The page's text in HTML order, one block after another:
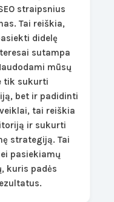
straipsnius
Tai reiškia,
didelę
sutampa
mūsų
tik sukurti
bet ir padidinti
tai reiškia
ir sukurti
strategiją. Tai
pasiekiamų
kuris padės